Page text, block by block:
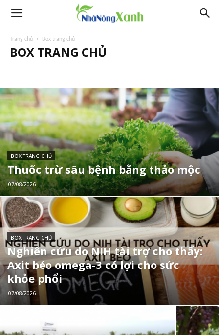
Trang chủ Box trang chủ
BOX TRANG CHỦ
BOX TRANG CHỦ
Thuốc trừ sâu bệnh bằng thảo mộc
07/08/2026
BOX TRANG CHỦ
Nghiên cứu do NIH tài trợ cho thấy:
Axit béo omega-3 có lợi cho sức
khỏe phổi
07/08/2026